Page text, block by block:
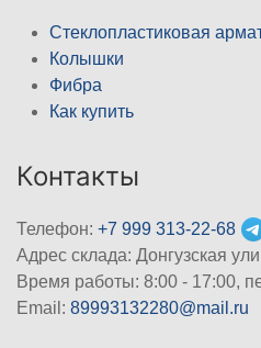
Стеклопластиковая
Колышки
Фибра
Как купить
Контакты
Телефон: +7 999 313-22-68
Адрес склада: Донгузская
Время работы: 8:00 - 17:00,
Email: 89993132280@mail.ru